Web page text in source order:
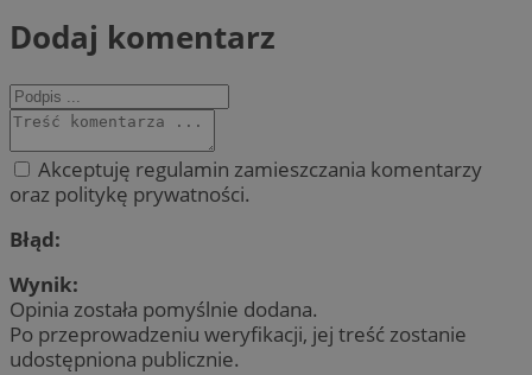
Dodaj komentarz
Akceptuję regulamin zamieszczania komentarzy
oraz politykę prywatności.
Błąd:
Wynik:
Opinia została pomyślnie dodana.
Po przeprowadzeniu weryfikacji, jej treść zostanie
udostępniona publicznie.